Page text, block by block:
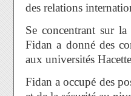
des relations
Se concentrant sur
Fidan a donné des
aux universités
Fidan a occupé des